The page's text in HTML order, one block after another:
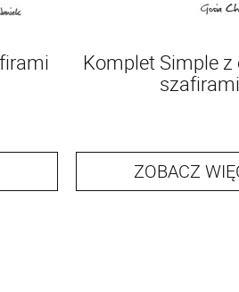
Komplet Simple
szafirami
ZOBACZ